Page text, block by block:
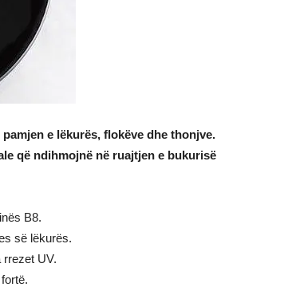
e lëkurës, flokëve dhe thonjve.
që ndihmojnë në ruajtjen e bukurisë
B8.
së lëkurës.
rrezet UV.